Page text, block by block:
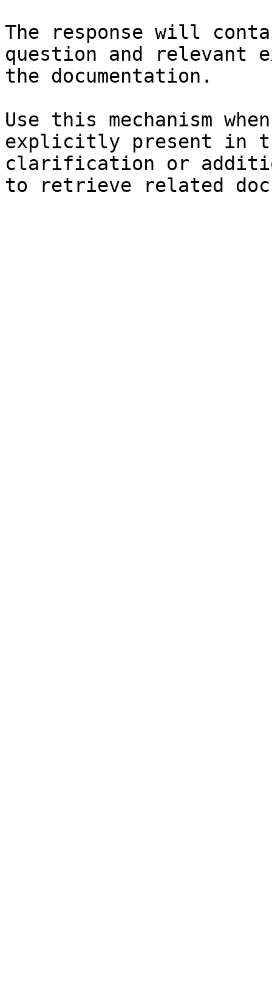
The response will
question and relevant
the documentation.
Use this mechanism
explicitly present in
clarification or